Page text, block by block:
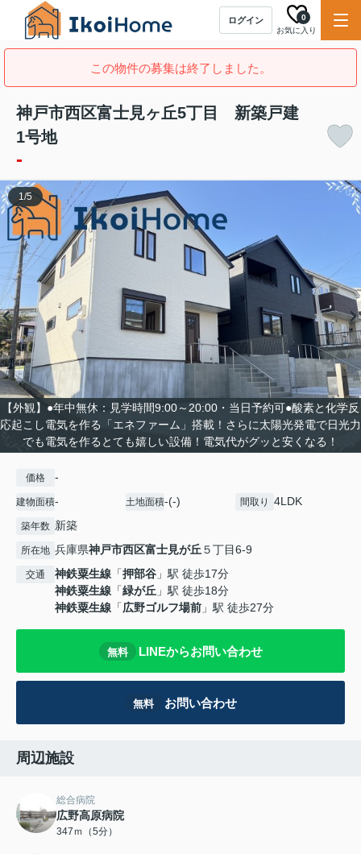
ログイン
お気に入り
0
この物件の募集は終了しました。
神戸市西区富士見ヶ丘5丁目 新築戸建
1号地
-
【外観】●年中無休：見学時間9:00～20:00・当日予約可●酸素と化学反
応起こし電気を作る「エネファーム」搭載！さらに太陽光発電で日光力
でも電気を作るとても嬉しい設備！電気代がグッと安くなる！
1/5
価格 -
建物面積- 土地面積-(-) 間取り 4LDK
築年数 新築
所在地 兵庫県神戸市西区富士見が丘５丁目6-9
交通 神鉄粟生線 「押部谷 」駅 徒歩17分
神鉄粟生線 「緑が丘 」駅 徒歩18分
神鉄粟生線 「広野ゴルフ場前 」駅 徒歩27分
無料 LINEからお問い合わせ
無料 お問い合わせ
周辺施設
総合病院
広野高原病院
347ｍ（5分）